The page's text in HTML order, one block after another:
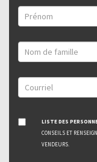
LISTE DES
CONSEILS ET
VENDEURS.